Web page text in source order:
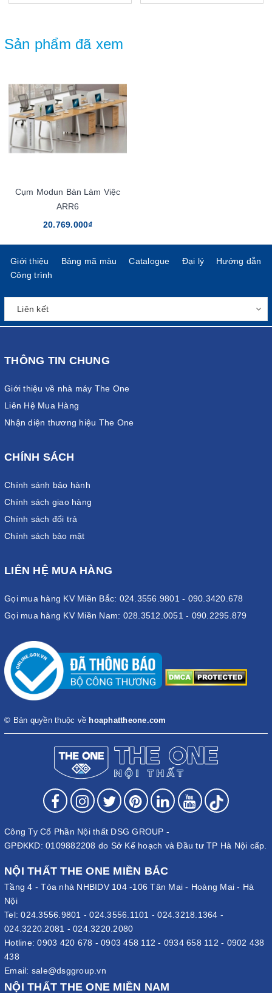
Sản phẩm đã xem
Cụm Modun Bàn Làm Việc
ARR6
20.769.000₫
Giới thiệu Bảng mã màu Catalogue Đại lý
Hướng dẫn
Công trình
THÔNG TIN CHUNG
Giới thiệu về nhà máy The One
Liên Hệ Mua Hàng
Nhận diện thương hiệu The One
CHÍNH SÁCH
Chính sánh bảo hành
Chính sách giao hàng
Chính sách đổi trả
Chính sách bảo mật
LIÊN HỆ MUA HÀNG
Gọi mua hàng KV Miền Bắc: 024.3556.9801 - 090.3420.678
Gọi mua hàng KV Miền Nam: 028.3512.0051 - 090.2295.879
© Bản quyền thuộc về hoaphattheone.com
Công Ty Cổ Phần Nội thất DSG GROUP -
GPĐKKD: 0109882208 do Sở Kế hoạch và Đầu tư TP Hà Nội cấp.
NỘI THẤT THE ONE MIỀN BẮC
Tầng 4 - Tòa nhà NHBIDV 104 -106 Tân Mai - Hoàng Mai - Hà
Nội
Tel:024.3556.9801 -024.3556.1101 -024.3218.1364 -
024.3220.2081 - 024.3220.2080
Hotline:0903 420 678 - 0903 458 112 - 0934 658 112 - 0902 438
438
Email: sale@dsggroup.vn
NỘI THẤT THE ONE MIỀN NAM